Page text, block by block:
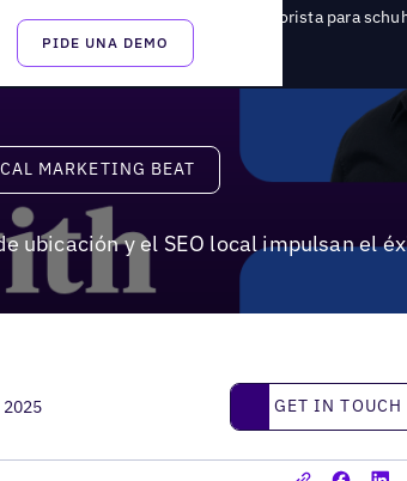
PIDE UNA DEMO
el SEO local impulsan el éxito minorista para
Local Marketing Beat
MARKETING BEAT
ubicación y el SEO local impulsan el
2025 Get in touch
GET IN TOUCH